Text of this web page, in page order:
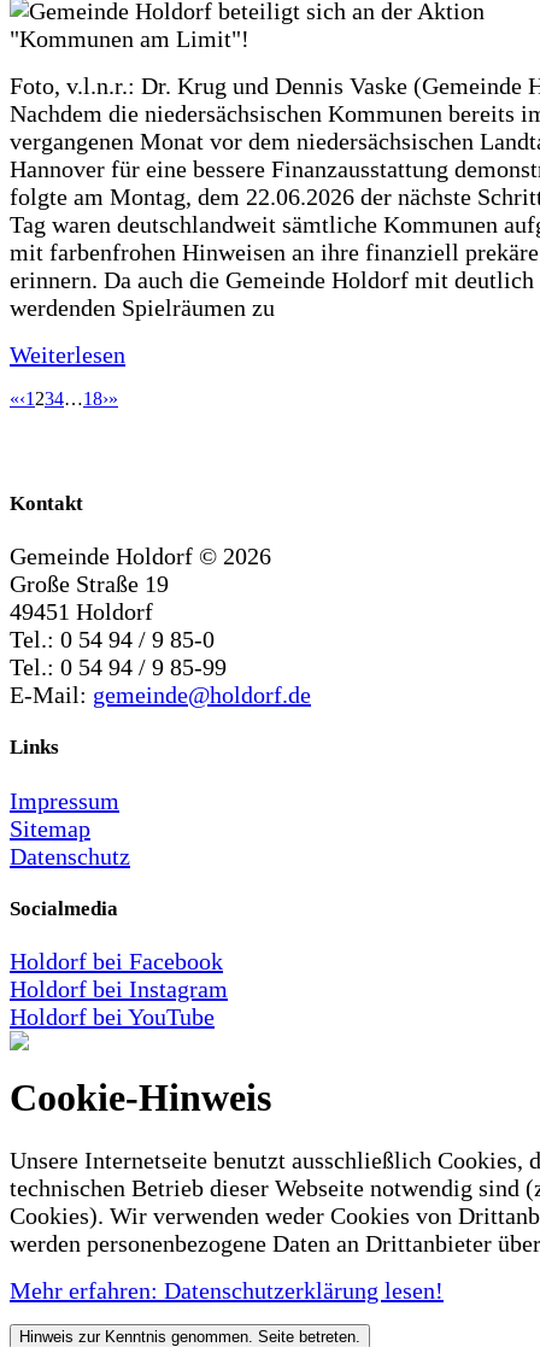
Foto, v.l.n.r.: Dr. Krug und Dennis Vaske (Gemeinde
Nachdem die niedersächsischen Kommunen bereits
vergangenen Monat vor dem niedersächsischen
Hannover für eine bessere Finanzausstattung
folgte am Montag, dem 22.06.2026 der nächste
Tag waren deutschlandweit sämtliche Kommunen
mit farbenfrohen Hinweisen an ihre finanziell
erinnern. Da auch die Gemeinde Holdorf mit deutlich
werdenden Spielräumen zu
Weiterlesen
«‹1 234…18›»
Kontakt
Gemeinde Holdorf © 2026
Große Straße 19
49451 Holdorf
Tel.: 0 54 94 / 9 85-0
Tel.: 0 54 94 / 9 85-99
E-Mail: gemeinde@holdorf.de
Links
Impressum
Sitemap
Datenschutz
Socialmedia
Holdorf bei Facebook
Holdorf bei Instagram
Holdorf bei YouTube
Cookie-Hinweis
Unsere Internetseite benutzt ausschließlich Cookies,
technischen Betrieb dieser Webseite notwendig sind
Cookies). Wir verwenden weder Cookies von
werden personenbezogene Daten an Drittanbieter
Mehr erfahren: Datenschutzerklärung lesen!
Hinweis zur Kenntnis genommen. Seite betreten.